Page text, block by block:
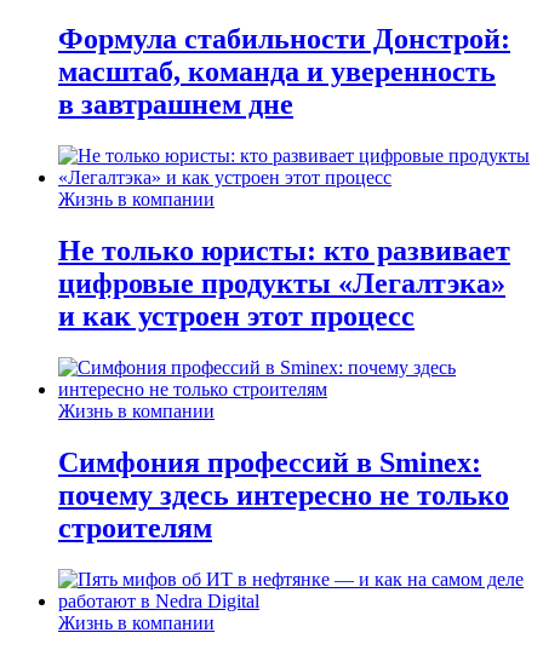
Формула стабильности Донстрой:
масштаб, команда и уверенность
в завтрашнем дне
Жизнь в компании
Не только юристы: кто развивает
цифровые продукты «Легалтэка»
и как устроен этот процесс
Жизнь в компании
Симфония профессий в Sminex:
почему здесь интересно не только
строителям
Жизнь в компании